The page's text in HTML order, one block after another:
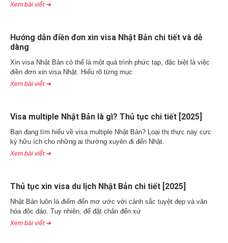
Xem bài viết ➜
Hướng dẫn điền đơn xin visa Nhật Bản chi tiết và dễ
dàng
Xin visa Nhật Bản có thể là một quá trình phức tạp, đặc biệt là việc
điền đơn xin visa Nhật. Hiểu rõ từng mục
Xem bài viết ➜
Visa multiple Nhật Bản là gì? Thủ tục chi tiết [2025]
Bạn đang tìm hiểu về visa multiple Nhật Bản? Loại thị thực này cực
kỳ hữu ích cho những ai thường xuyên đi đến Nhật.
Xem bài viết ➜
Thủ tục xin visa du lịch Nhật Bản chi tiết [2025]
Nhật Bản luôn là điểm đến mơ ước với cảnh sắc tuyệt đẹp và văn
hóa độc đáo. Tuy nhiên, để đặt chân đến xứ
Xem bài viết ➜